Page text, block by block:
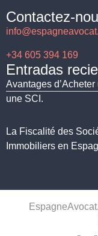
Contactez-
+34 605 394 169
Entradas
Avantages
une SCI.
La Fiscalité des
Immobiliers en